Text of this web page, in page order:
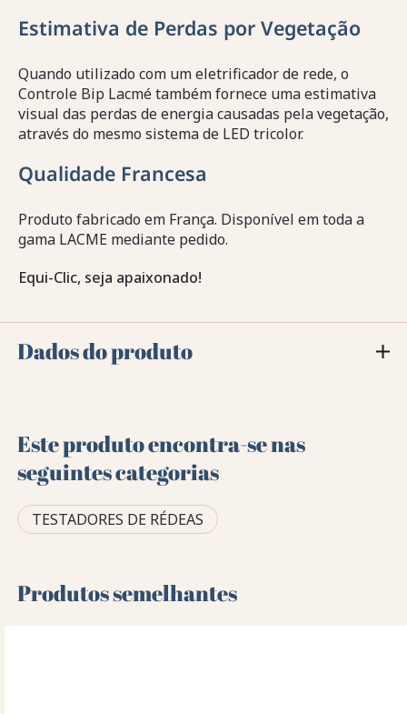
Estimativa de Perdas por Vegetação
Quando utilizado com um eletrificador de rede, o
Controle Bip Lacmé também fornece uma estimativa
visual das perdas de energia causadas pela vegetação,
através do mesmo sistema de LED tricolor.
Qualidade Francesa
Produto fabricado em França. Disponível em toda a
gama LACME mediante pedido.
Equi-Clic, seja apaixonado!
Dados do produto
Este produto encontra-se nas
seguintes categorias
TESTADORES DE RÉDEAS
Produtos semelhantes